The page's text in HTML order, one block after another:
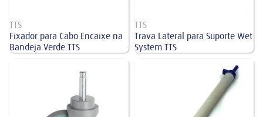
TTS
Fixador para Cabo Encaixe na
Bandeja Verde TTS
TTS
Trava Lateral para Suporte Wet
System TTS